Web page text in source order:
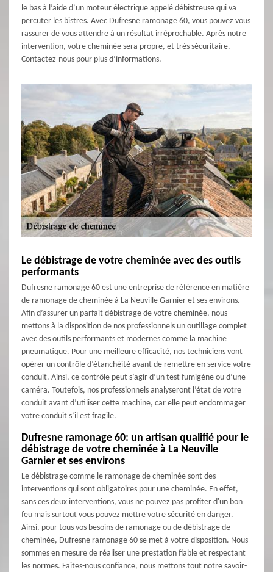
le bas à l’aide d’un moteur électrique appelé débistreuse qui va
percuter les bistres. Avec Dufresne ramonage 60, vous pouvez vous
rassurer de vous attendre à un résultat irréprochable. Après notre
intervention, votre cheminée sera propre, et très sécuritaire.
Contactez-nous pour plus d’informations.
Le débistrage de votre cheminée avec des outils
performants
Dufresne ramonage 60 est une entreprise de référence en matière
de ramonage de cheminée à La Neuville Garnier et ses environs.
Afin d’assurer un parfait débistrage de votre cheminée, nous
mettons à la disposition de nos professionnels un outillage complet
avec des outils performants et modernes comme la machine
pneumatique. Pour une meilleure efficacité, nos techniciens vont
opérer un contrôle d’étanchéité avant de remettre en service votre
conduit. Ainsi, ce contrôle peut s’agir d’un test fumigène ou d’une
caméra. Toutefois, nos professionnels analyseront l’état de votre
conduit avant d’utiliser cette machine, car elle peut endommager
votre conduit s’il est fragile.
Dufresne ramonage 60: un artisan qualifié pour le
débistrage de votre cheminée à La Neuville
Garnier et ses environs
Le débistrage comme le ramonage de cheminée sont des
interventions qui sont obligatoires pour une cheminée. En effet,
sans ces deux interventions, vous ne pouvez pas profiter d'un bon
feu mais surtout vous pouvez mettre votre sécurité en danger.
Ainsi, pour tous vos besoins de ramonage ou de débistrage de
cheminée, Dufresne ramonage 60 se met à votre disposition. Nous
sommes en mesure de réaliser une prestation fiable et respectant
les normes. Faites-nous confiance, nous mettons tout notre savoir-